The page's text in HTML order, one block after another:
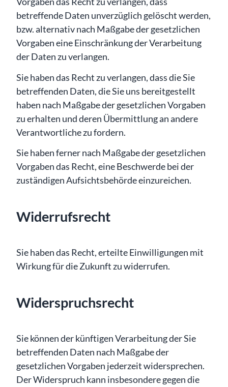
betreffende Daten unverzüglich gelöscht werden,
bzw. alternativ nach Maßgabe der gesetzlichen
Vorgaben eine Einschränkung der Verarbeitung
der Daten zu verlangen.
Sie haben das Recht zu verlangen, dass die Sie
betreffenden Daten, die Sie uns bereitgestellt
haben nach Maßgabe der gesetzlichen Vorgaben
zu erhalten und deren Übermittlung an andere
Verantwortliche zu fordern.
Sie haben ferner nach Maßgabe der gesetzlichen
Vorgaben das Recht, eine Beschwerde bei der
zuständigen Aufsichtsbehörde einzureichen.
Widerrufsrecht
Sie haben das Recht, erteilte Einwilligungen mit
Wirkung für die Zukunft zu widerrufen.
Widerspruchsrecht
Sie können der künftigen Verarbeitung der Sie
betreffenden Daten nach Maßgabe der
gesetzlichen Vorgaben jederzeit widersprechen.
Der Widerspruch kann insbesondere gegen die